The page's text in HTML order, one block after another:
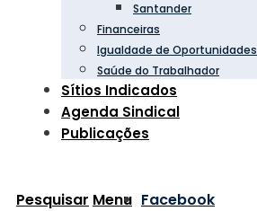
Santander
Financeiras
Igualdade de Oportunidades
Saúde do Trabalhador
Sítios Indicados
Agenda Sindical
Publicações
Pesquisar Menu Facebook